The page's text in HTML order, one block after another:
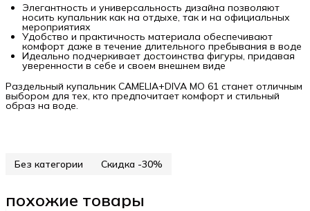
Элегантность и универсальность дизайна позволяют
носить купальник как на отдыхе, так и на официальных
мероприятиях
Удобство и практичность материала обеспечивают
комфорт даже в течение длительного пребывания в воде
Идеально подчеркивает достоинства фигуры, придавая
уверенности в себе и своем внешнем виде
Раздельный купальник CAMELIA+DIVA MO 61 станет отличным
выбором для тех, кто предпочитает комфорт и стильный
образ на воде.
Без категории Скидка -30%
похожие товары